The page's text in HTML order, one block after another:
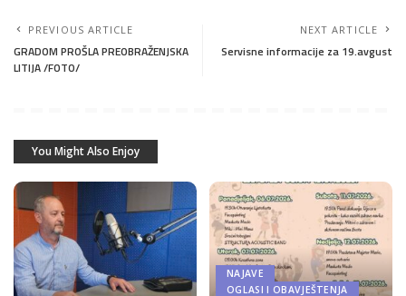
PREVIOUS ARTICLE
GRADOM PROŠLA PREOBRAŽENJSKA
LITIJA /FOTO/
NEXT ARTICLE
Servisne informacije za 19.avgust
You Might Also Enjoy
NAJAVE
OGLASI I OBAVJEŠTENJA